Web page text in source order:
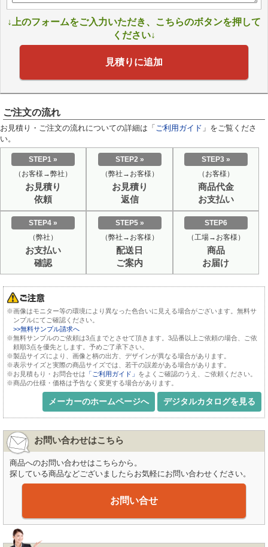
↓上のフォームをご入力いただき、こちらのボタンを押して
ください↓
見積りに追加
ご注文の流れ
お見積り・ご注文の流れについての詳細は「 ご利用ガイド 」をご覧くださ
い。
STEP1 »
（お客様→弊社）
お見積り
依頼
STEP2 »
（弊社→お客様）
お見積り
返信
STEP3 »
（お客様）
商品代金
お支払い
STEP4 »
（弊社）
お支払い
確認
STEP5 »
（弊社→お客様）
配送日
ご案内
STEP6
（工場→お客様）
商品
お届け
※画像はモニター等の環境により異なった色合いに見える場合がございます。無料サ
ンプルにてご確認ください。
>>無料サンプル請求へ
※無料サンプルのご依頼は3点までとさせて頂きます。3品番以上ご依頼の場合、ご依
頼順3点を優先とします。予めご了承下さい。
※製品サイズにより、画像と柄の出方、デザインが異なる場合があります。
※表示サイズと実際の商品サイズでは、若干の誤差がある場合があります。
※お見積もり・お問合せは 「ご利用ガイド」 をよくご確認のうえ、ご依頼ください。
※商品の仕様・価格は予告なく変更する場合があります。
メーカーのホームページへ デジタルカタログを見る
お問い合わせはこちら
商品へのお問い合わせはこちらから。
探している商品などございましたらお気軽にお問い合わせください。
お問い合せ